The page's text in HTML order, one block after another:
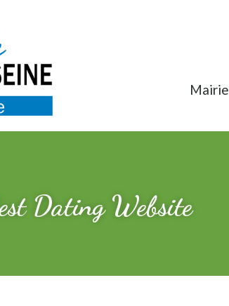
Mairie
Dating Website